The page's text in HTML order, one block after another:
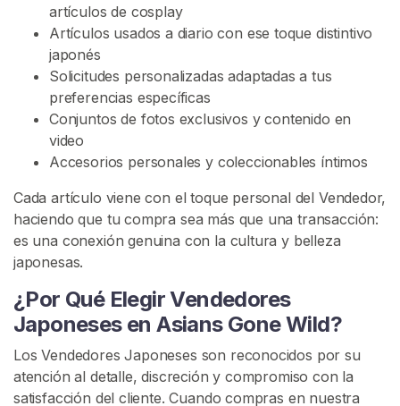
artículos de cosplay
Artículos usados a diario con ese toque distintivo
japonés
Solicitudes personalizadas adaptadas a tus
preferencias específicas
Conjuntos de fotos exclusivos y contenido en
video
Accesorios personales y coleccionables íntimos
Cada artículo viene con el toque personal del Vendedor,
haciendo que tu compra sea más que una transacción:
es una conexión genuina con la cultura y belleza
japonesas.
¿Por Qué Elegir Vendedores
Japoneses en Asians Gone Wild?
Los Vendedores Japoneses son reconocidos por su
atención al detalle, discreción y compromiso con la
satisfacción del cliente. Cuando compras en nuestra
D
s
d
s
I
n
d
i
o
s
D
e